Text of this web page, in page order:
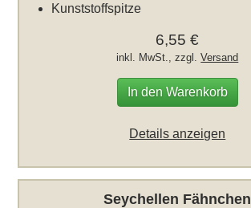
Kunststoffspitze
6,55 €
inkl. MwSt., zzgl.Versand
In den Warenkorb
Details anzeigen
Seychellen Fähnchen